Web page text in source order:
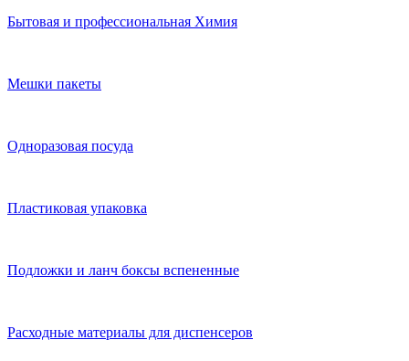
Бытовая и профессиональная Химия
Мешки пакеты
Одноразовая посуда
Пластиковая упаковка
Подложки и ланч боксы вспененные
Расходные материалы для диспенсеров